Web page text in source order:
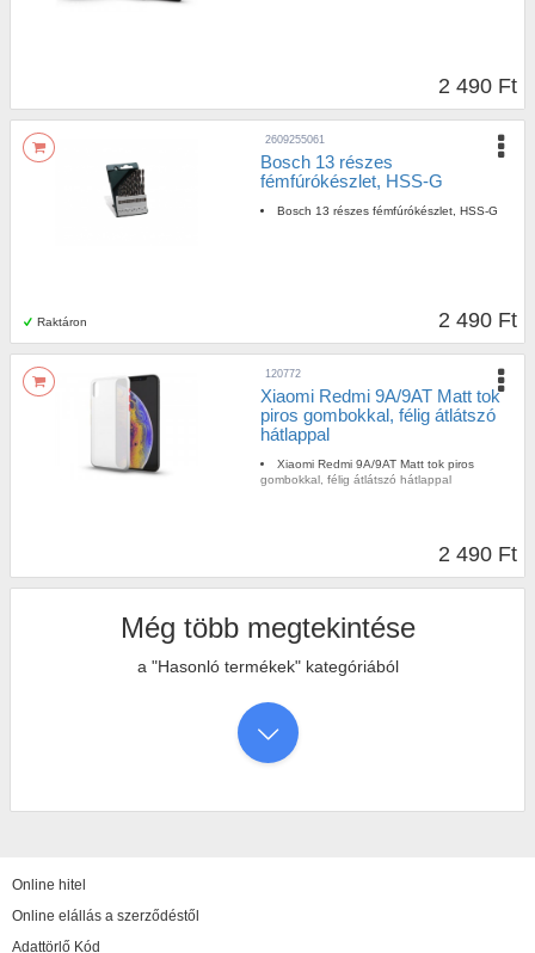
2 490 Ft
Raktáron
2609255061
Bosch 13 részes
fémfúrókészlet, HSS-G
Bosch 13 részes fémfúrókészlet, HSS-G
2 490 Ft
120772
Xiaomi Redmi 9A/9AT Matt tok
piros gombokkal, félig átlátszó
hátlappal
Xiaomi Redmi 9A/9AT Matt tok piros
gombokkal, félig átlátszó hátlappal
2 490 Ft
Még több megtekintése
a "Hasonló termékek" kategóriából
Online hitel
Online elállás a szerződéstől
Adattörlő Kód